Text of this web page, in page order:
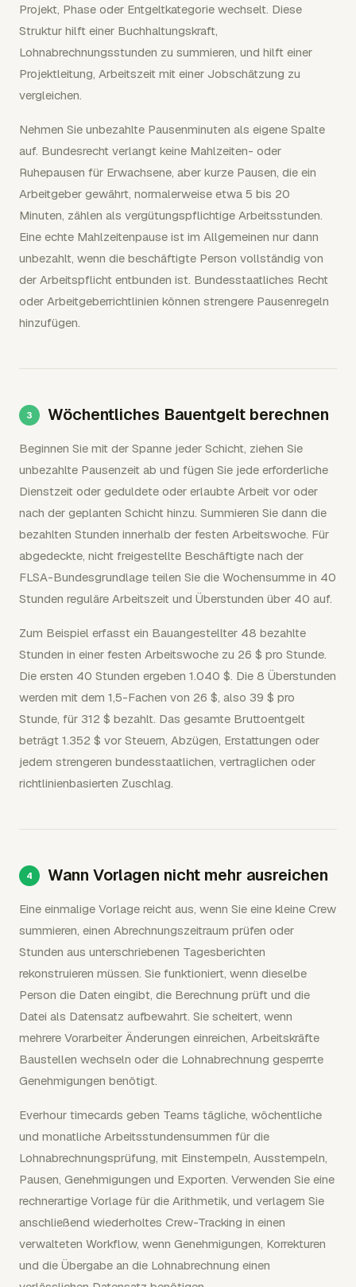
Projekt, Phase oder Entgeltkategorie wechselt. Diese
Struktur hilft einer Buchhaltungskraft,
Lohnabrechnungsstunden zu summieren, und hilft einer
Projektleitung, Arbeitszeit mit einer Jobschätzung zu
vergleichen.
Nehmen Sie unbezahlte Pausenminuten als eigene Spalte
auf. Bundesrecht verlangt keine Mahlzeiten- oder
Ruhepausen für Erwachsene, aber kurze Pausen, die ein
Arbeitgeber gewährt, normalerweise etwa 5 bis 20
Minuten, zählen als vergütungspflichtige Arbeitsstunden.
Eine echte Mahlzeitenpause ist im Allgemeinen nur dann
unbezahlt, wenn die beschäftigte Person vollständig von
der Arbeitspflicht entbunden ist. Bundesstaatliches Recht
oder Arbeitgeberrichtlinien können strengere Pausenregeln
hinzufügen.
Wöchentliches Bauentgelt berechnen
Beginnen Sie mit der Spanne jeder Schicht, ziehen Sie
unbezahlte Pausenzeit ab und fügen Sie jede erforderliche
Dienstzeit oder geduldete oder erlaubte Arbeit vor oder
nach der geplanten Schicht hinzu. Summieren Sie dann die
bezahlten Stunden innerhalb der festen Arbeitswoche. Für
abgedeckte, nicht freigestellte Beschäftigte nach der
FLSA-Bundesgrundlage teilen Sie die Wochensumme in 40
Stunden reguläre Arbeitszeit und Überstunden über 40 auf.
Zum Beispiel erfasst ein Bauangestellter 48 bezahlte
Stunden in einer festen Arbeitswoche zu 26 $ pro Stunde.
Die ersten 40 Stunden ergeben 1.040 $. Die 8 Überstunden
werden mit dem 1,5-Fachen von 26 $, also 39 $ pro
Stunde, für 312 $ bezahlt. Das gesamte Bruttoentgelt
beträgt 1.352 $ vor Steuern, Abzügen, Erstattungen oder
jedem strengeren bundesstaatlichen, vertraglichen oder
richtlinienbasierten Zuschlag.
Wann Vorlagen nicht mehr ausreichen
Eine einmalige Vorlage reicht aus, wenn Sie eine kleine Crew
summieren, einen Abrechnungszeitraum prüfen oder
Stunden aus unterschriebenen Tagesberichten
rekonstruieren müssen. Sie funktioniert, wenn dieselbe
Person die Daten eingibt, die Berechnung prüft und die
Datei als Datensatz aufbewahrt. Sie scheitert, wenn
mehrere Vorarbeiter Änderungen einreichen, Arbeitskräfte
Baustellen wechseln oder die Lohnabrechnung gesperrte
Genehmigungen benötigt.
Everhour timecards geben Teams tägliche, wöchentliche
und monatliche Arbeitsstundensummen für die
Lohnabrechnungsprüfung, mit Einstempeln, Ausstempeln,
Pausen, Genehmigungen und Exporten. Verwenden Sie eine
rechnerartige Vorlage für die Arithmetik, und verlagern Sie
anschließend wiederholtes Crew-Tracking in einen
verwalteten Workflow, wenn Genehmigungen, Korrekturen
und die Übergabe an die Lohnabrechnung einen